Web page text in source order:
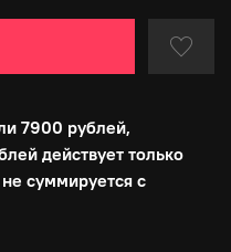
7900 рублей,
действует только
суммируется с